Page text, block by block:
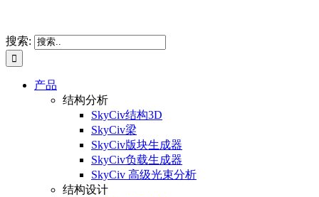
搜索:
产品
结构分析
SkyCiv结构3D
SkyCiv梁
SkyCiv版块生成器
SkyCiv负载生成器
SkyCiv 高级光束分析
结构设计